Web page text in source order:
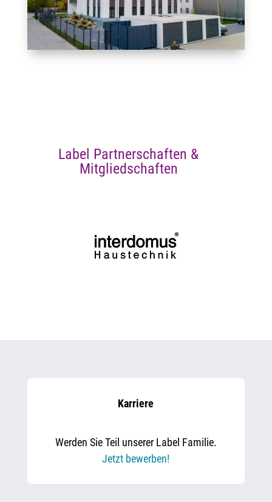
Label Partnerschaften &
Mitgliedschaften
Karriere
Werden Sie Teil unserer Label Familie.
Jetzt bewerben!